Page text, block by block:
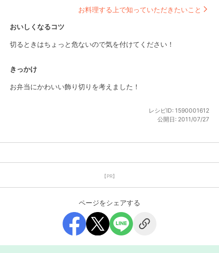
お料理する上で知っていただきたいこと
おいしくなるコツ
切るときはちょっと危ないので気を付けてください！
きっかけ
お弁当にかわいい飾り切りを考えました！
レシピID: 1590001612
公開日: 2011/07/27
【PR】
ページをシェアする